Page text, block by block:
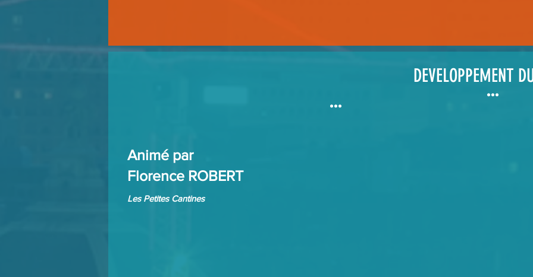
Animé par
Florence ROBERT
Les Petites Cantines
DEVELOPPEMENT
•••
•••